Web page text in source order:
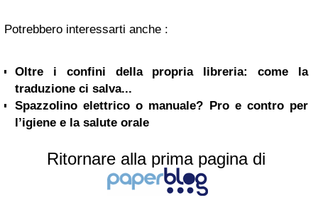
Potrebbero interessarti anche :
Oltre i confini della propria libreria: come la
traduzione ci salva...
Spazzolino elettrico o manuale? Pro e contro per
l’igiene e la salute orale
Ritornare alla prima pagina di